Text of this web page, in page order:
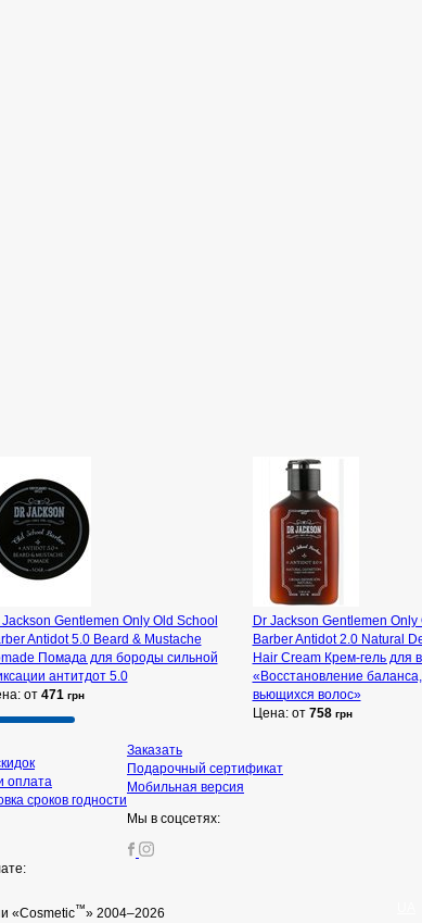
Jackson Gentlemen Only Old School
Antidot 5.0 Beard & Mustache
Помада для бороды сильной
антитдот 5.0
от 471 грн
Dr Jackson Gentlemen Only
Barber Antidot 2.0 Natural
Hair Cream Крем-гель для
«Восстановление
вьющихся волос»
Цена: от 758 грн
оплата
сроков годности
Заказать
Подарочный сертификат
Мобильная версия
Мы в соцсетях:
«Cosmetic™» 2004–2026